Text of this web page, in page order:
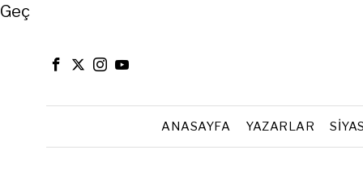
Close
Geç
ANASAYFA YAZARLAR